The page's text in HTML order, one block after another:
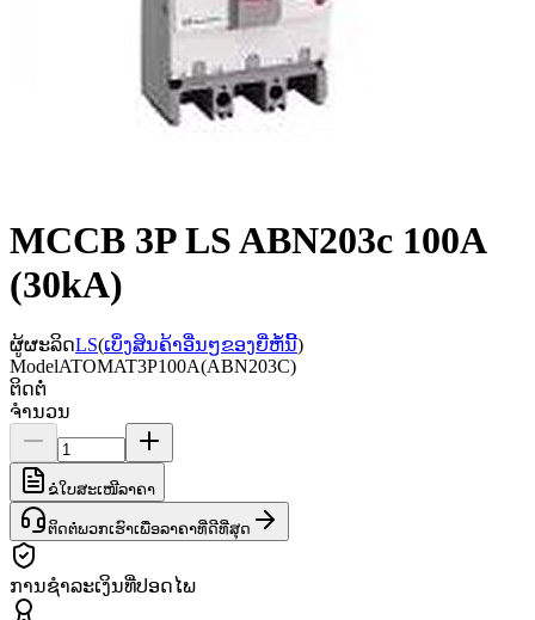
MCCB 3P LS ABN203c 100A
(30kA)
ຜູ້ຜະລິດLS(ເບິ່ງສິນຄ້າອື່ນໆຂອງຍີ່ຫໍ້ນີ້)
ModelATOMAT3P100A(ABN203C)
ຕິດຕໍ່
ຈຳນວນ
ຂໍໃບສະເໜີລາຄາ
ຕິດຕໍ່ພວກເຮົາເພື່ອລາຄາທີ່ດີທີ່ສຸດ
ການຊຳລະເງິນທີ່ປອດໄພ